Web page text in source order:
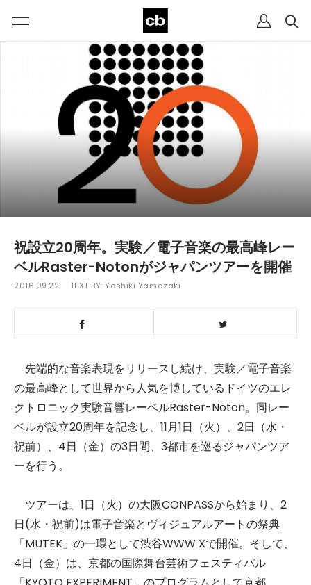
祝設立20周年。実験／電子音楽の最高峰レー
ベルRaster-Notonがジャパンツアーを開催
2016.09.22 TEXT BY:Yoshiki Yamazaki
先端的な音楽表現をリリースし続け、実験／電子音楽
の最高峰として世界から人気を博しているドイツのエレ
クトロニック実験音響レーベルRaster-Noton。同レー
ベルが設立20周年を記念し、11月1日（火）、2日（水・
祝前）、4日（金）の3日間、3都市を巡るジャパンツア
ーを行う。
ツアーは、1日（火）の大阪CONPASSから始まり、2
日(水・祝前)は電子音楽とヴィジュアルアートの祭典
「MUTEK」の一環として渋谷WWW Xで開催。そして、
4日（金）は、京都の国際舞台芸術フェスティバル